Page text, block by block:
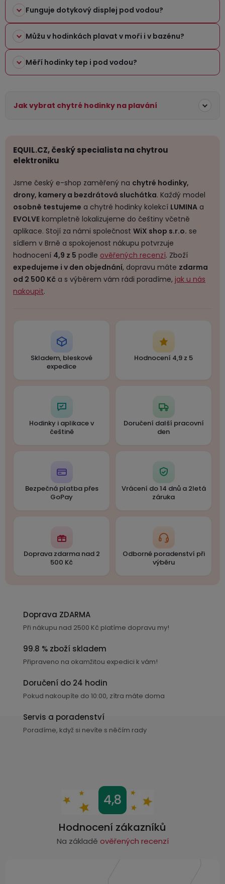
u
Funguje dotykový displej pod vodou?
Můžu v hodinkách plavat v moři i v bazénu?
Měří hodinky tep i pod vodou?
Jak vybrat chytré hodinky na plavání
EQUIL.CZ, český specialista na chytrou
elektroniku
Jsme český e-shop zaměřený na chytré hodinky,
drony, kamery a bezdrátová sluchátka. Každý model
osobně testujeme a chytré hodinky kolekcí LUMINA a
EVOLVE kompletně lokalizujeme do češtiny včetně
aplikace. Stojí za námi společnost WiX shop s.r.o. se
sídlem v Brně a spokojenost nákupu potvrzuje
hodnocení 4,9 z 5 podle ověřených recenzí. Zboží
expedujeme i v den objednání, dopravu máte zdarma
od 2 500 Kč a s výběrem vám rádi poradíme, jak u nás
nakoupit.
Skladem, bleskové
expedice
Hodnocení 4,9 z 5
Hodinky i aplikace v
češtině
Doručení další pracovní
den
Bezpečná platba přes
GoPay
Vrácení do 14 dnů a 2letá
záruka
Doprava zdarma nad 2
500 Kč
Odborné poradenství při
výběru
Doprava ZDARMA
Při nákupu nad 2500 Kč platíme dopravu my!
99.8 % zboží skladem
Připraveno na okamžitou expedici k vám!
Doručení do 24 hodin
Pokud nakoupíte do 10:00, zítra máte doma
Servis a poradenství
Poradíme, když si nevíte s něčím rady
4,8
Hodnocení zákazníků
Na základě ověřených recenzí